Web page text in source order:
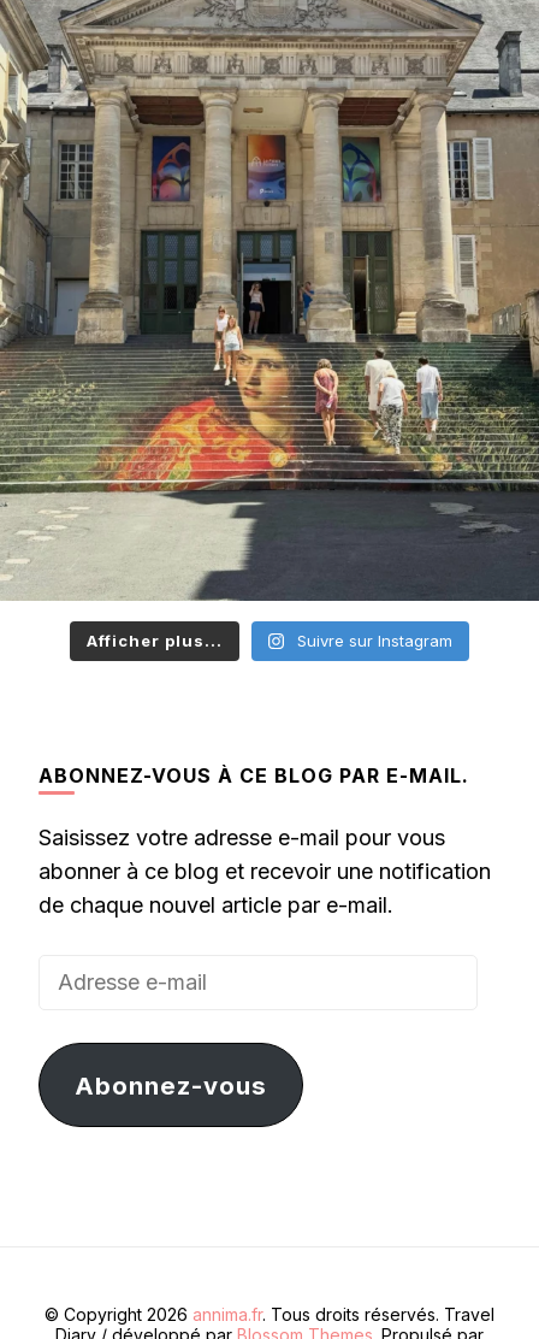
Afficher plus... Suivre sur Instagram
ABONNEZ-VOUS À CE BLOG PAR E-MAIL.
Saisissez votre adresse e-mail pour vous
abonner à ce blog et recevoir une notification
de chaque nouvel article par e-mail.
Adresse
mail
Abonnez-vous
© Copyright 2026 annima.fr. Tous droits réservés. Travel